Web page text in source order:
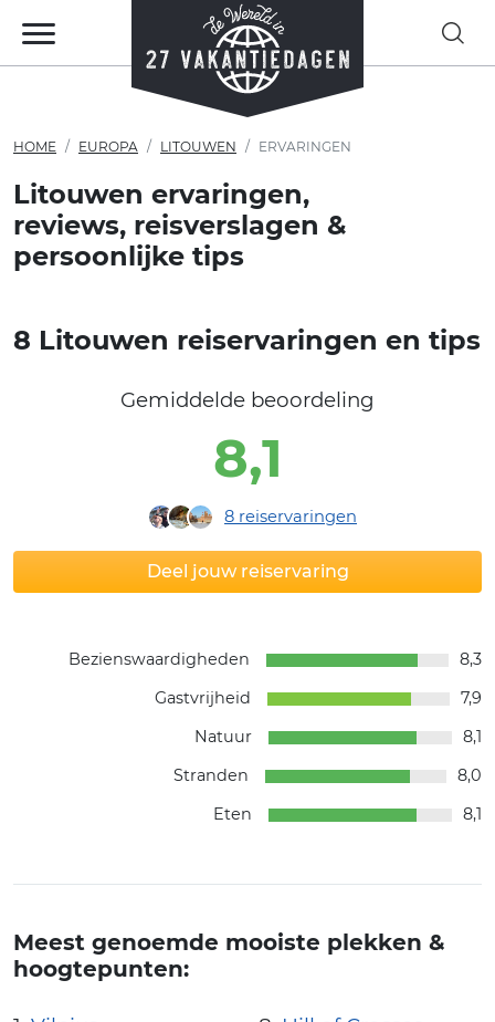
HOME EUROPA LITOUWEN ERVARINGEN
Litouwen ervaringen,
reviews, reisverslagen &
persoonlijke tips
8 Litouwen reiservaringen en tips
Gemiddelde beoordeling
8,1
8 reiservaringen
Deel jouw reiservaring
Bezienswaardigheden
8,3
Gastvrijheid
7,9
Natuur
8,1
Stranden
8,0
Eten
8,1
Meest genoemde mooiste plekken &
hoogtepunten: